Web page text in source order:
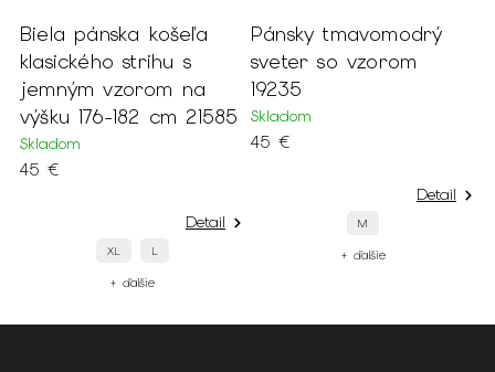
s
na
21585
Pánsky tmavomodrý
sveter so vzorom
19235
Skladom
M
Pánsky
sveter 17844